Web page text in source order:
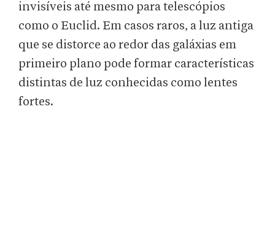
invisíveis até mesmo para telescópios
como o Euclid. Em casos raros, a luz antiga
que se distorce ao redor das galáxias em
primeiro plano pode formar características
distintas de luz conhecidas como lentes
fortes.